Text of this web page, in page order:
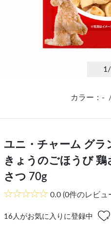
1
カラー：-
ユニ・チャーム グラ
きょうのごほうび
さつ 70g
0.0 (0件のレビュ
16 人がお気に入りに登録中